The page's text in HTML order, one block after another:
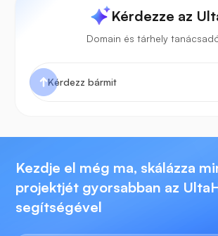
Kérdezze az
Domain és tárhely
Kezdje el még ma, skálázza
projektjét gyorsabban az
segítségével